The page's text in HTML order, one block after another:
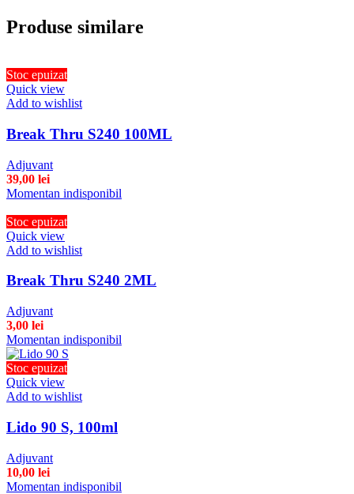
Produse similare
Stoc epuizat
Quick view
Add to wishlist
Break Thru S240 100ML
Adjuvant
39,00 lei
Momentan indisponibil
Stoc epuizat
Quick view
Add to wishlist
Break Thru S240 2ML
Adjuvant
3,00 lei
Momentan indisponibil
Stoc epuizat
Quick view
Add to wishlist
Lido 90 S, 100ml
Adjuvant
10,00 lei
Momentan indisponibil